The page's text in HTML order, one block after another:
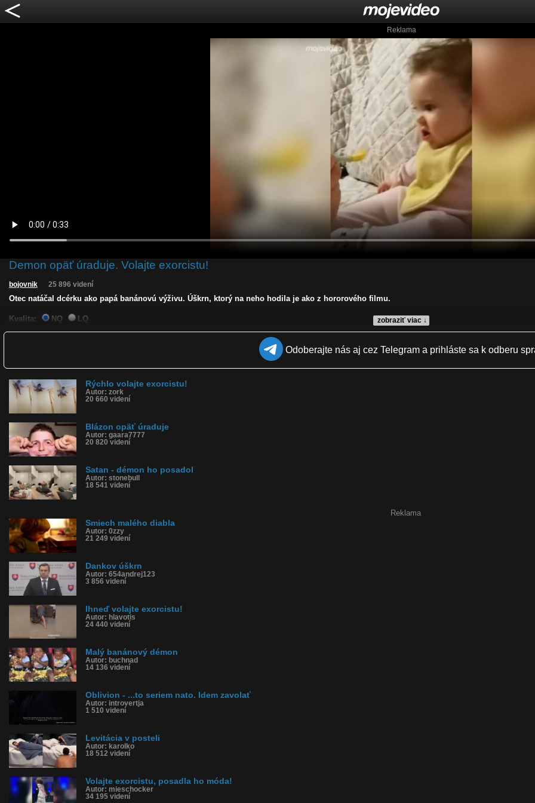
Reklama
Demon opäť úraduje. Volajte exorcistu!
zobraziť viac ↓
bojovnik 25 896 videní
Otec natáčal dcérku ako papá banánovú výživu. Úškrn, ktorý na neho hodila je ako z hororového filmu.
Kvalita: NQ
LQ
Dľžka: 0:33
Tagy: dieťa, banán, úškrn, grimasa, horor
História sledovanosti videa:
Odoberajte nás aj cez Telegram a prihláste sa k odberu
Rýchlo volajte exorcistu!
Autor: zork
20 660 videní
Blázon opäť úraduje
Autor: gaara7777
20 820 videní
Satan - démon ho posadol
Autor: stonebull
18 541 videní
Reklama
Smiech malého diabla
Autor: 0zzy
21 249 videní
Dankov úškrn
Autor: 654andrej123
3 856 videní
Ihneď volajte exorcistu!
Autor: hlavotis
24 440 videní
Malý banánový démon
Autor: buchnad
14 136 videní
Oblivion - ...to seriem nato. Idem zavolať
Autor: introvertja
1 510 videní
Levitácia v posteli
Autor: karolko
18 512 videní
Volajte exorcistu, posadla ho móda!
Autor: mieschocker
34 195 videní